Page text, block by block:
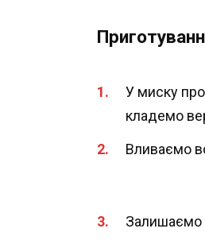
У миску
кладемо
Вливаємо
Залишаємо